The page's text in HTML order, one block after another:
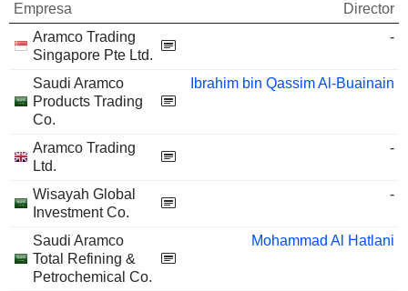
Empresa
Director
Aramco Trading
Singapore Pte Ltd.
-
Saudi Aramco
Products Trading
Co.
Ibrahim bin Qassim Al-Buainain
Aramco Trading
Ltd.
-
Wisayah Global
Investment Co.
-
Saudi Aramco
Total Refining &
Petrochemical Co.
Mohammad Al Hatlani